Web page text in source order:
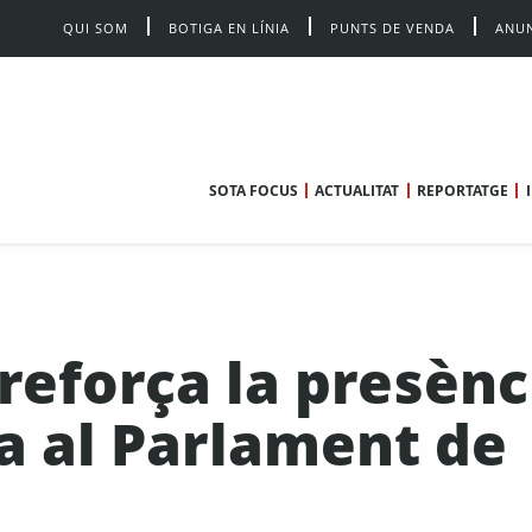
QUI SOM BOTIGA EN LÍNIA PUNTS DE VENDA
SOTA FOCUS ACTUALITAT REPORTATGE
la
al Parlament de